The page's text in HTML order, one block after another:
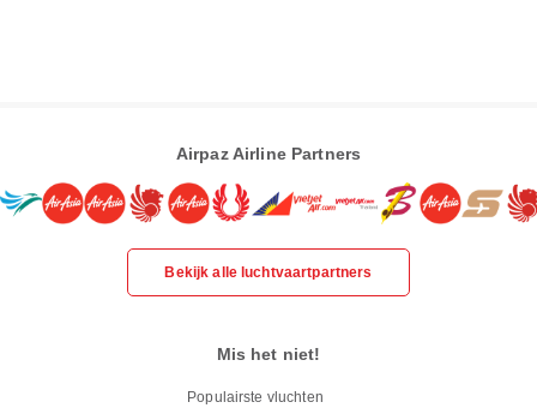
Airpaz Airline Partners
Bekijk alle luchtvaartpartners
Mis het niet!
Populairste vluchten